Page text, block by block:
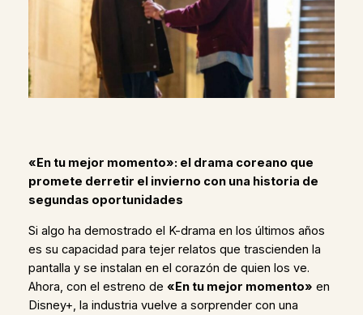
«En tu mejor momento»: el drama coreano que
promete derretir el invierno con una historia de
segundas oportunidades
Si algo ha demostrado el K-drama en los últimos años
es su capacidad para tejer relatos que trascienden la
pantalla y se instalan en el corazón de quien los ve.
Ahora, con el estreno de «En tu mejor momento» en
Disney+, la industria vuelve a sorprender con una